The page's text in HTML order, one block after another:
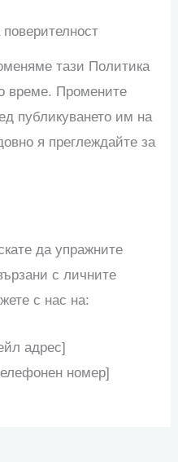
тази Политика
време. Промените
публикуването им на
я преглеждайте за
да упражните
с личните
с нас на:
адрес]
номер]